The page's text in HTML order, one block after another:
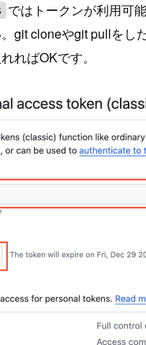
ではトークンが利用可
git cloneやgit pullをし
ればOKです。